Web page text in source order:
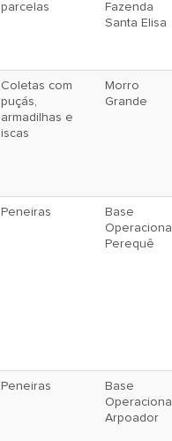
parcelas
Fazenda
Santa Elisa
Coletas com
puçás,
armadilhas e
iscas
Morro
Grande
Peneiras
Base
Perequê
Peneiras
Base
Arpoador